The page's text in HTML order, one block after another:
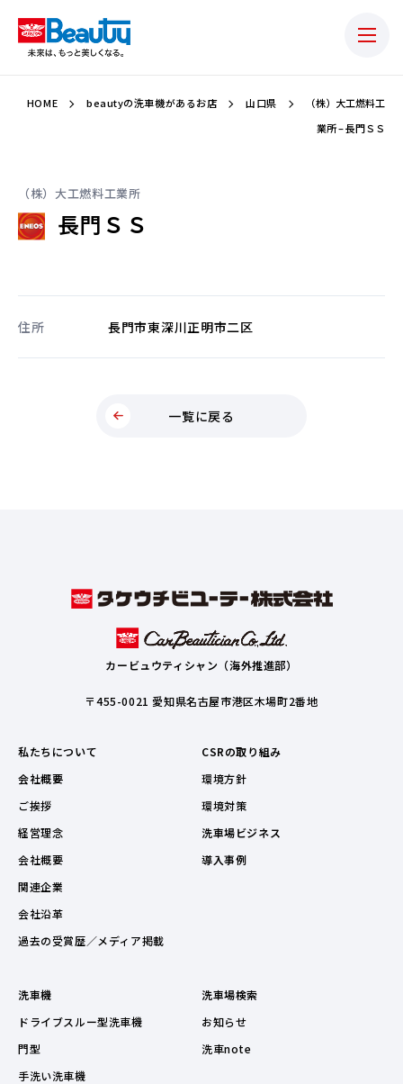
HOME beautyの洗車機があるお店 山口県
（株）大工燃料工
業所 – 長門ＳＳ
（株）大工燃料工業所
長門ＳＳ
住所 長門市東深川正明市二区
一覧に戻る
カービュウティシャン（海外推進部）
〒455-0021 愛知県名古屋市港区木場町2番地
私たちについて
会社概要
ご挨拶
経営理念
会社概要
関連企業
会社沿革
過去の受賞歴／メディア掲載
CSRの取り組み
環境方針
環境対策
洗車場ビジネス
導入事例
洗車機
ドライブスルー型洗車機
門型
手洗い洗車機
洗車場検索
お知らせ
洗車note